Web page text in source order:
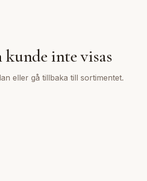
kunde inte visas
eller gå tillbaka till sortimentet.